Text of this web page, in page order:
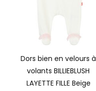
Dors bien en velours à
volants BILLIEBLUSH
LAYETTE FILLE Beige